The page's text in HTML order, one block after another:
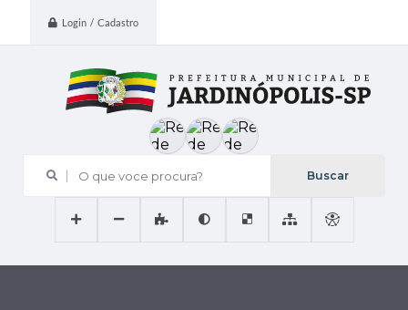
Login / Cadastro
O que voce procura?